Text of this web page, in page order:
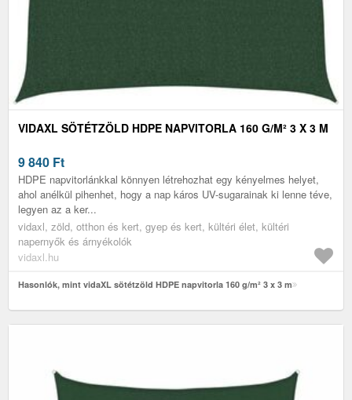
VIDAXL SÖTÉTZÖLD HDPE NAPVITORLA 160 G/M² 3 X 3 M
9 840 Ft
HDPE napvitorlánkkal könnyen létrehozhat egy kényelmes helyet,
ahol anélkül pihenhet, hogy a nap káros UV-sugarainak ki lenne téve,
legyen az a ker...
vidaxl, zöld, otthon és kert, gyep és kert, kültéri élet, kültéri
napernyők és árnyékolók
vidaxl.hu
Hasonlók, mint vidaXL sötétzöld HDPE napvitorla 160 g/m² 3 x 3 m